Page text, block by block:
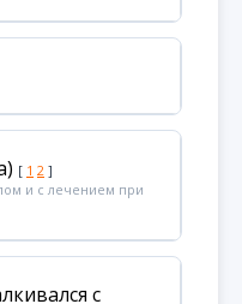
[ 1 2 ]
и с лечением при
с